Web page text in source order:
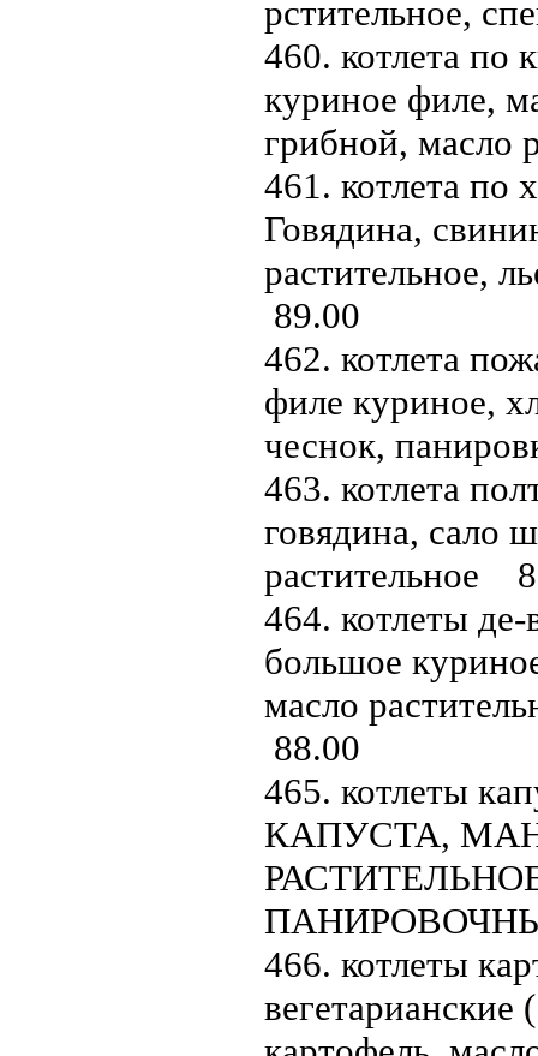
рстительное,
460. котлета по
куриное филе,
грибной, масло
461. котлета по
Говядина,
растительное,
89.00
462. котлета
филе куриное,
чеснок,
463. котлета
говядина, сало
растительное
464. котлеты
большое
масло
88.00
465. котлеты
КАПУСТА,
466. котлеты
вегетарианские